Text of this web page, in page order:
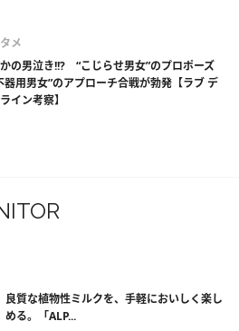
メ
の男泣き!!? “こじらせ男女”のプロポーズ
器用男女”のアプローチ合戦が勃発【ラブ デ
イン考察】
良質な植物性ミルクを、手軽においしく楽し
める。「ALP...